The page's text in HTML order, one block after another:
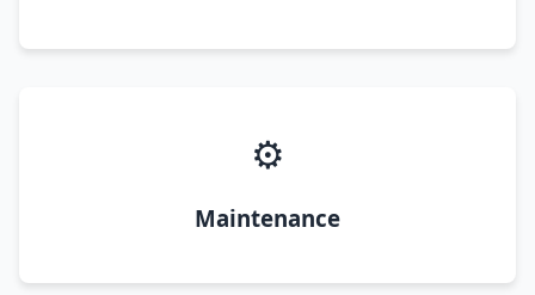
⚙️
Maintenance